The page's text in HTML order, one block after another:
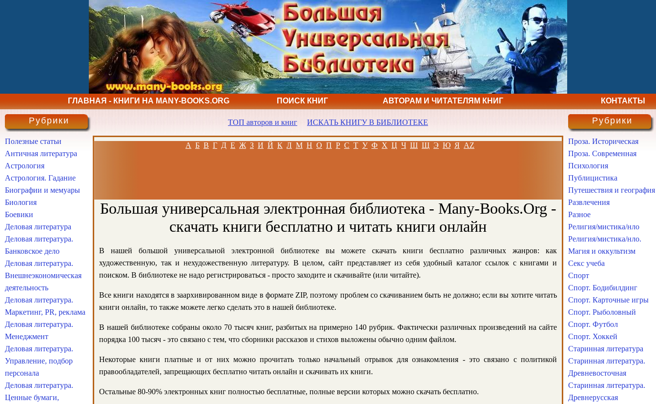
ГЛАВНАЯ - КНИГИ НА MANY-BOOKS.ORG ПОИСК КНИГ АВТОРАМ И ЧИТАТЕЛЯМ КНИГ КОНТАКТЫ
ТОП авторов и книг ИСКАТЬ КНИГУ В БИБЛИОТЕКЕ
А Б В Г Д Е Ж З И Й К Л М Н О П Р С Т У Ф Х Ц Ч Ш Щ Э Ю Я AZ
Большая универсальная электронная библиотека - Many-Books.Org -
скачать книги бесплатно и читать книги онлайн
В нашей большой универсальной электронной библиотеке вы можете скачать книги бесплатно различных жанров: как
художественную, так и нехудожественную литературу. В целом, сайт представляет из себя удобный каталог ссылок с книгами и
поиском. В библиотеке не надо регистрироваться - просто заходите и скачивайте (или читайте).
Все книги находятся в заархивированном виде в формате ZIP, поэтому проблем со скачиванием быть не должно; если вы хотите читать
книги онлайн, то также можете легко сделать это в нашей библиотеке.
В нашей библиотеке собраны около 70 тысяч книг, разбитых на примерно 140 рубрик. Фактически различных произведений на сайте
порядка 100 тысяч - это связано с тем, что сборники рассказов и стихов выложены обычно одним файлом.
Некоторые книги платные и от них можно прочитать только начальный отрывок для ознакомления - это связано с политикой
правообладателей, запрещающих бесплатно читать онлайн и скачивать их книги.
Остальные 80-90% электронных книг полностью бесплатные, полные версии которых можно скачать бесплатно.
Рубрики
Полезные статьи
Античная литература
Астрология
Астрология. Гадание
Биографии и мемуары
Биология
Боевики
Деловая литература
Деловая литература.
Банковское дело
Деловая литература.
Внешнеэкономическая
деятельность
Деловая литература.
Маркетинг, PR, реклама
Деловая литература.
Менеджмент
Деловая литература.
Управление, подбор
персонала
Деловая литература.
Ценные бумаги,
Рубрики
Проза. Историческая
Проза. Современная
Психология
Публицистика
Путешествия и география
Развлечения
Разное
Религия/мистика/нло
Религия/мистика/нло.
Магия и оккультизм
Секс учеба
Спорт
Спорт. Бодибилдинг
Спорт. Карточные игры
Спорт. Рыболовный
Спорт. Футбол
Спорт. Хоккей
Старинная литература
Старинная литература.
Древневосточная
Старинная литература.
Древнерусская